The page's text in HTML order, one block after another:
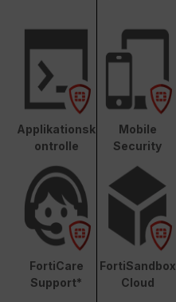
Applikationsk
ontrolle
Mobile
Security
FortiCare
Support*
FortiSandbox
Cloud